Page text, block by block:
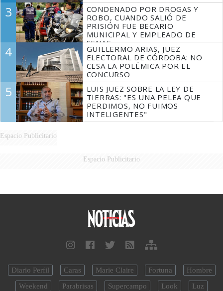
3
CONDENADO POR DROGAS Y
ROBO, CUANDO SALIÓ DE
PRISIÓN FUE BECARIO
MUNICIPAL Y EMPLEADO DE
SENAF
4
GUILLERMO ARIAS, JUEZ
ELECTORAL DE CÓRDOBA: NO
CESA LA POLÉMICA POR EL
CONCURSO
5
LUIS JUEZ SOBRE LA LEY DE
TIERRAS: "ES UNA PELEA QUE
PERDIMOS, NO FUIMOS
INTELIGENTES"
Espacio Publicitario
Espacio Publicitario
Diario Perfil Caras Marie Claire Fortuna
Hombre
Weekend
Parabrisas Supercampo Look Luz